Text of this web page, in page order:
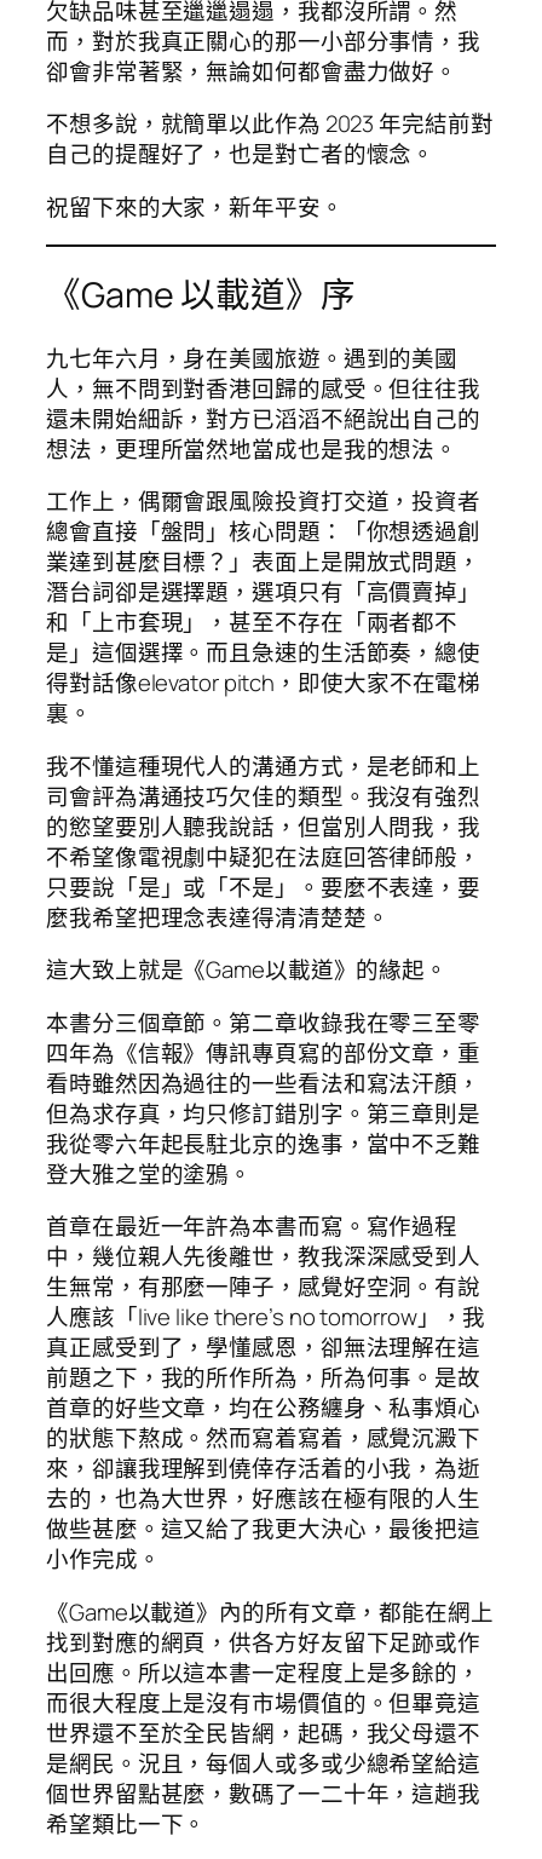
欠缺品味甚至邋邋遢遢，我都沒所謂。然
而，對於我真正關心的那一小部分事情，我
卻會非常著緊，無論如何都會盡力做好。
不想多說，就簡單以此作為 2023 年完結前對
自己的提醒好了，也是對亡者的懷念。
祝留下來的大家，新年平安。
《Game 以載道》序
九七年六月，身在美國旅遊。遇到的美國
人，無不問到對香港回歸的感受。但往往我
還未開始細訴，對方已滔滔不絕說出自己的
想法，更理所當然地當成也是我的想法。
工作上，偶爾會跟風險投資打交道，投資者
總會直接「盤問」核心問題：「你想透過創
業達到甚麼目標？」表面上是開放式問題，
潛台詞卻是選擇題，選項只有「高價賣掉」
和「上市套現」，甚至不存在「兩者都不
是」這個選擇。而且急速的生活節奏，總使
得對話像elevator pitch，即使大家不在電梯
裏。
我不懂這種現代人的溝通方式，是老師和上
司會評為溝通技巧欠佳的類型。我沒有強烈
的慾望要別人聽我說話，但當別人問我，我
不希望像電視劇中疑犯在法庭回答律師般，
只要說「是」或「不是」。要麼不表達，要
麼我希望把理念表達得清清楚楚。
這大致上就是《Game以載道》的緣起。
本書分三個章節。第二章收錄我在零三至零
四年為《信報》傳訊專頁寫的部份文章，重
看時雖然因為過往的一些看法和寫法汗顏，
但為求存真，均只修訂錯別字。第三章則是
我從零六年起長駐北京的逸事，當中不乏難
登大雅之堂的塗鴉。
首章在最近一年許為本書而寫。寫作過程
中，幾位親人先後離世，教我深深感受到人
生無常，有那麼一陣子，感覺好空洞。有說
人應該「live like there’s no tomorrow」，我
真正感受到了，學懂感恩，卻無法理解在這
前題之下，我的所作所為，所為何事。是故
首章的好些文章，均在公務纏身、私事煩心
的狀態下熬成。然而寫着寫着，感覺沉澱下
來，卻讓我理解到僥倖存活着的小我，為逝
去的，也為大世界，好應該在極有限的人生
做些甚麼。這又給了我更大決心，最後把這
小作完成。
《Game以載道》內的所有文章，都能在網上
找到對應的網頁，供各方好友留下足跡或作
出回應。所以這本書一定程度上是多餘的，
而很大程度上是沒有市場價值的。但畢竟這
世界還不至於全民皆網，起碼，我父母還不
是網民。況且，每個人或多或少總希望給這
個世界留點甚麼，數碼了一二十年，這趟我
希望類比一下。